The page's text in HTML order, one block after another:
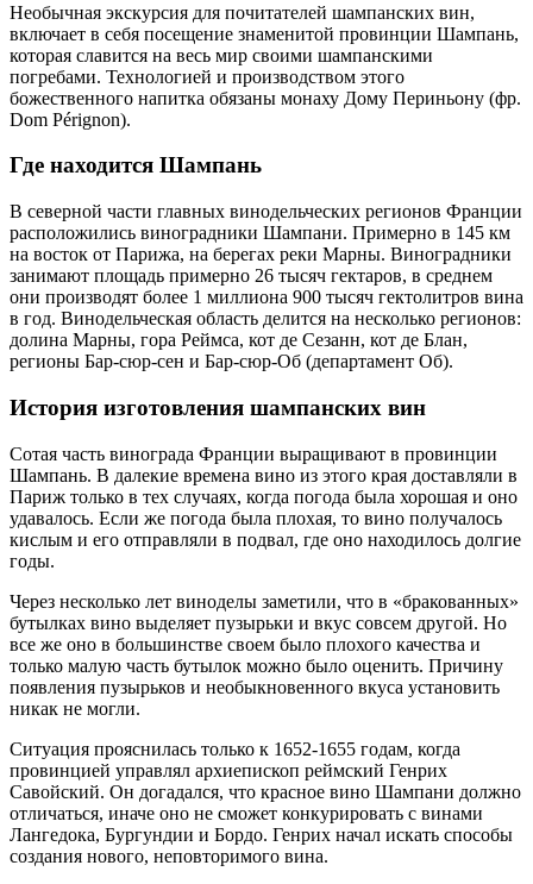
Необычная экскурсия для почитателей шампанских вин,
включает в себя посещение знаменитой провинции Шампань,
которая славится на весь мир своими шампанскими
погребами. Технологией и производством этого
божественного напитка обязаны монаху Дому Периньону (фр.
Dom Pérignon).
Где находится Шампань
В северной части главных винодельческих регионов Франции
расположились виноградники Шампани. Примерно в 145 км
на восток от Парижа, на берегах реки Марны. Виноградники
занимают площадь примерно 26 тысяч гектаров, в среднем
они производят более 1 миллиона 900 тысяч гектолитров вина
в год. Винодельческая область делится на несколько регионов:
долина Марны, гора Реймса, кот де Сезанн, кот де Блан,
регионы Бар-сюр-сен и Бар-сюр-Об (департамент Об).
История изготовления шампанских вин
Сотая часть винограда Франции выращивают в провинции
Шампань. В далекие времена вино из этого края доставляли в
Париж только в тех случаях, когда погода была хорошая и оно
удавалось. Если же погода была плохая, то вино получалось
кислым и его отправляли в подвал, где оно находилось долгие
годы.
Через несколько лет виноделы заметили, что в «бракованных»
бутылках вино выделяет пузырьки и вкус совсем другой. Но
все же оно в большинстве своем было плохого качества и
только малую часть бутылок можно было оценить. Причину
появления пузырьков и необыкновенного вкуса установить
никак не могли.
Ситуация прояснилась только к 1652-1655 годам, когда
провинцией управлял архиепископ реймский Генрих
Савойский. Он догадался, что красное вино Шампани должно
отличаться, иначе оно не сможет конкурировать с винами
Лангедока, Бургундии и Бордо. Генрих начал искать способы
создания нового, неповторимого вина.